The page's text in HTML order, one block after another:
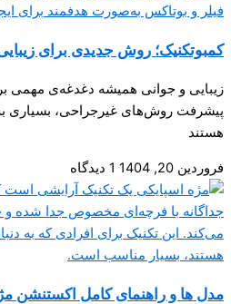
کمبوتکنیک؛ روش جدیدی برای
زیبایی و جوانی همیشه دغدغه‌ی مهمی
پیشرفت روش‌های غیرجراحی، بسیاری
هستند
فروردین 20, 1404 1 دیدگاه
مدل ها و راهنمای کامل اکستنشن